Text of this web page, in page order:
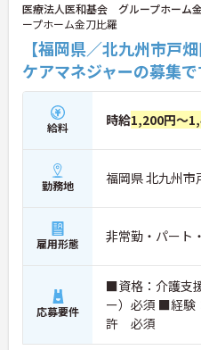
医療法人医和基会 グループホーム
ープホーム金刀比羅
【福岡県／北九州市戸
ケアマネジャーの募集
給料 時給1,200円～
勤務地 福岡県 北九州
雇用形態 非常勤・パート
応募要件
■資格：介護支
ー）必須 ■経験
許 必須